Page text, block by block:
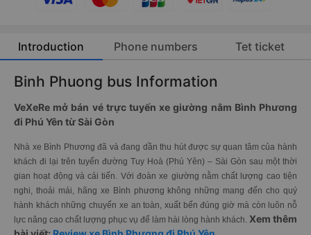
Introduction Phone numbers Tet ticket
Binh Phuong bus Information
VeXeRe mở bán vé trực tuyến xe giường nằm Bình Phương
đi Phú Yên từ Sài Gòn
Nhà xe Bình Phương đã và đang dần thu hút được sự quan tâm của hành
khách đi lại trên tuyến đường Tuy Hoà (Phú Yên) – Sài Gòn sau một thời
gian hoạt động và cải tiến. Với đoàn xe giường nằm chất lượng cao tiện
nghi, thoải mái, hãng xe Bình phương không những mang đến cho quý
hành khách những chuyến xe an toàn, xuất bến đúng giờ mà còn luôn nỗ
lực nâng cao chất lượng phục vụ để làm hài lòng hành khách. Xem thêm